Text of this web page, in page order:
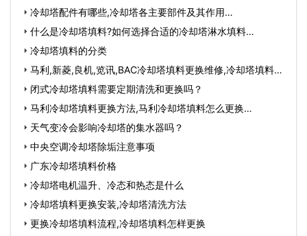
冷却塔配件有哪些,冷却塔各主要部件及其作用…
什么是冷却塔填料?如何选择合适的冷却塔淋水填料…
冷却塔填料的分类
马利,新菱,良机,览讯,BAC冷却塔填料更换维修,冷却塔填料
怎…闭式冷却塔填料需要定期清洗和更换吗？
马利冷却塔填料更换方法,马利冷却塔填料怎么更换…
天气变冷会影响冷却塔的集水器吗？
中央空调冷却塔除垢注意事项
广东冷却塔填料价格
冷却塔电机温升、冷态和热态是什么
冷却塔填料更换安装,冷却塔清洗方法
更换冷却塔填料流程,冷却塔填料怎样更换